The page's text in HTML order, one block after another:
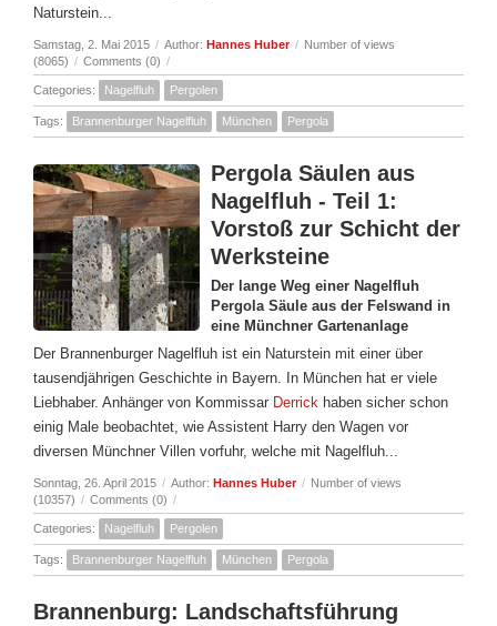
Naturstein...
Samstag, 2. Mai 2015 / Author: Hannes Huber / Number of views
(8065) / Comments (0) /
Categories: Nagelfluh Pergolen
Tags: Brannenburger Nagelfluh München Pergola
Pergola Säulen aus
Nagelfluh - Teil 1:
Vorstoß zur Schicht der
Werksteine
Der lange Weg einer Nagelfluh
Pergola Säule aus der Felswand in
eine Münchner Gartenanlage
Der Brannenburger Nagelfluh ist ein Naturstein mit einer über
tausendjährigen Geschichte in Bayern. In München hat er viele
Liebhaber. Anhänger von Kommissar Derrick haben sicher schon
einig Male beobachtet, wie Assistent Harry den Wagen vor
diversen Münchner Villen vorfuhr, welche mit Nagelfluh...
Sonntag, 26. April 2015 / Author: Hannes Huber / Number of views
(10357) / Comments (0) /
Categories: Nagelfluh Pergolen
Tags: Brannenburger Nagelfluh München Pergola
Brannenburg: Landschaftsführung